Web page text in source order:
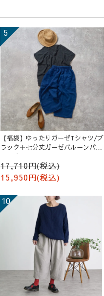
【福袋】ゆったりガーゼTシャツ/ブ
ラック＋七分丈ガーゼバルーンパン
ツ /ブルー
17,710円(税込)
15,950円(税込)